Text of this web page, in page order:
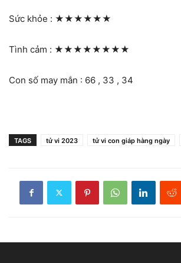
Sức khỏe : ★★★★★★
Tình cảm : ★★★★★★★★
Con số may mắn : 66 , 33 , 34
TAGS tử vi 2023 tử vi con giáp hàng ngày